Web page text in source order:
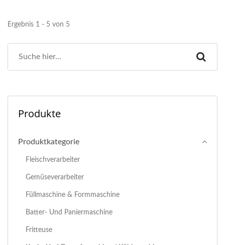
Ergebnis 1 - 5 von 5
Produkte
Produktkategorie
Fleischverarbeiter
Gemüseverarbeiter
Füllmaschine & Formmaschine
Batter- Und Paniermaschine
Fritteuse